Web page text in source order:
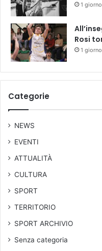
1
Rosi
1
Categorie
NEWS
EVENTI
ATTUALITÀ
CULTURA
SPORT
TERRITORIO
SPORT ARCHIVIO
Senza categoria